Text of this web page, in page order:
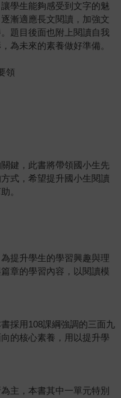
學生能夠感受到文字的魅
漸適應長文閱讀，加強文
題目後面也附上閱讀自我
為未來的素養做好準備。
領
鍵，此書將帶領國小生先
式，希望提升國小生閱讀
。
提升學生的學習興趣與理
章的學習內容，以閱讀模
採用108課綱強調的三面九
的核心素養，用以提升學
主，本書其中一單元特別